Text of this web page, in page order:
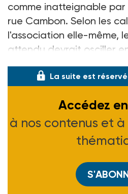
comme inatteignable
rue Cambon. Selon les
l'association elle-même,
attendu devrait osciller
La suite est
Accédez
à nos contenus et